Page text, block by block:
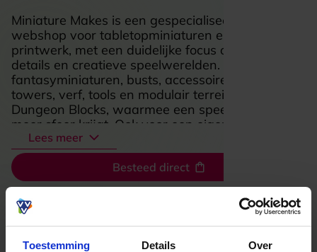
Toestemming Details Over
Miniature Makes is een gespecialiseerde
webshop voor tabletopminiaturen en 3D-
printwerk, met een duidelijke focus op scherpe
details en creatieve speelwerelden. Je ontdekt er
fantasyminiaturen, busts, accessoires, dice
towers, verf, tools en modulair terrein zoals
Dungeon Blocks, waarmee een speeltafel meteen
meer sfeer krijgt. Ook voor een eigen ontwerp zit
je hier goed: digitale bestanden worden omgezet
in nauwkeurig geprinte modellen in resin of
filament, van compacte mini’s tot groter
decorstuk. Dat maakt deze plek extra
aantrekkelijk voor liefhebbers van Dungeons and
Dragons, Warhammer en andere tabletopgames
die hun verzameling of spelsessies net dat beetje
meer karakter willen geven.
Lees meer
Besteed direct